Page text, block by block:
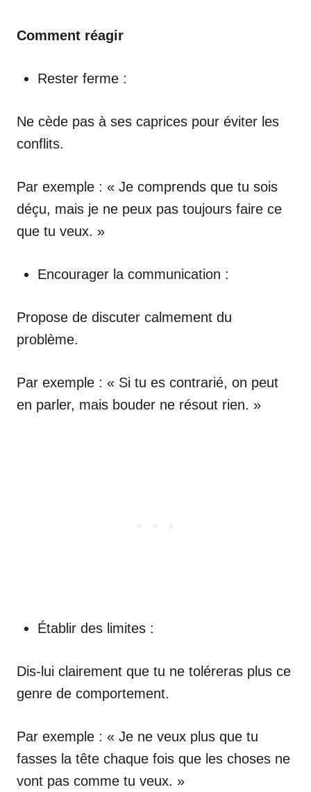
Comment réagir
Rester ferme :
Ne cède pas à ses caprices pour éviter les
conflits.
Par exemple : « Je comprends que tu sois
déçu, mais je ne peux pas toujours faire ce
que tu veux. »
Encourager la communication :
Propose de discuter calmement du
problème.
Par exemple : « Si tu es contrarié, on peut
en parler, mais bouder ne résout rien. »
Établir des limites :
Dis-lui clairement que tu ne toléreras plus ce
genre de comportement.
Par exemple : « Je ne veux plus que tu
fasses la tête chaque fois que les choses ne
vont pas comme tu veux. »